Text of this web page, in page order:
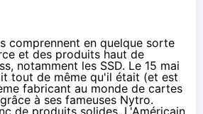
comprennent en quelque sorte
et des produits haut de
notamment les SSD. Le 15 mai
tout de même qu'il était (et est
fabricant au monde de cartes
à ses fameuses Nytro.